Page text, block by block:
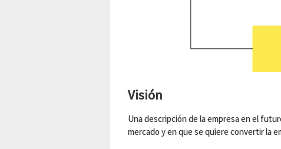
Visión
Una descripción de la empresa en el
mercado y en que se quiere convertir la